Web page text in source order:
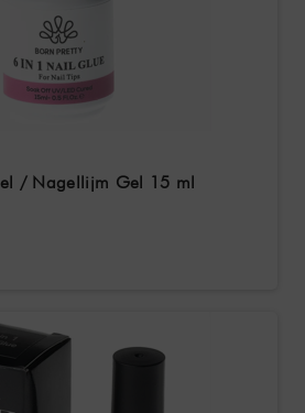
/ Nagellijm Gel 15 ml